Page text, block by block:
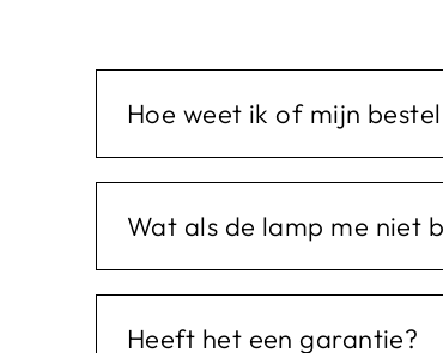
Hoe weet ik of mijn
Wat als de lamp me niet
Heeft het een garantie?